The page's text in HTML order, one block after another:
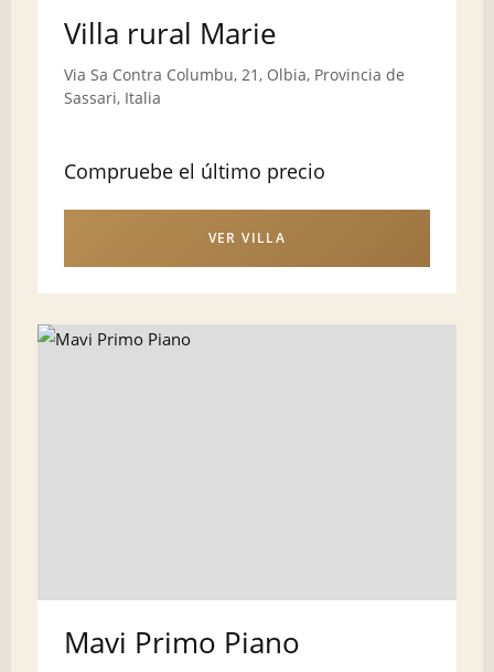
Villa rural Marie
Via Sa Contra Columbu, 21, Olbia, Provincia de
Sassari, Italia
Compruebe el último precio
VER VILLA
Mavi Primo Piano